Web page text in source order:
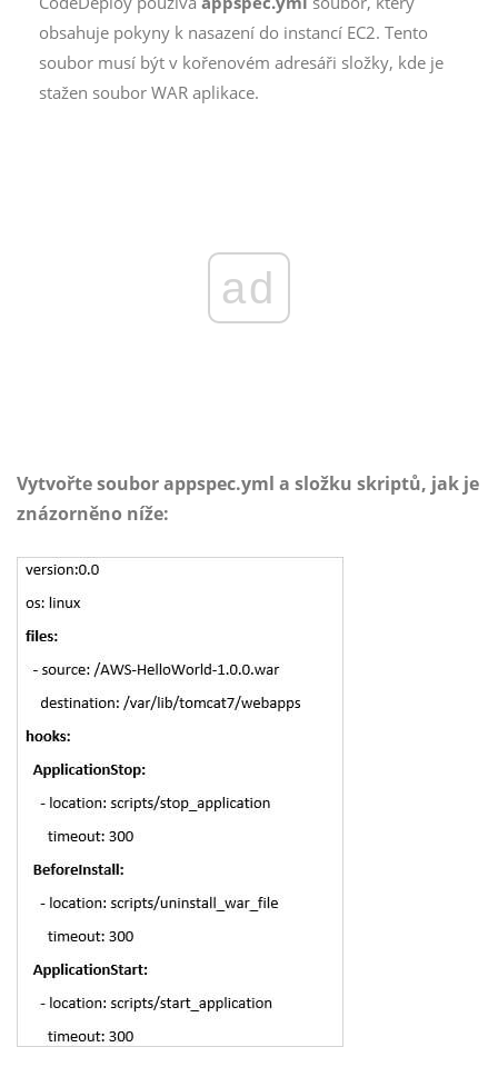
obsahuje pokyny k nasazení do instancí EC2. Tento
soubor musí být v kořenovém adresáři složky, kde je
stažen soubor WAR aplikace.
ad
Vytvořte soubor appspec.yml a složku skriptů, jak je
znázorněno níže: